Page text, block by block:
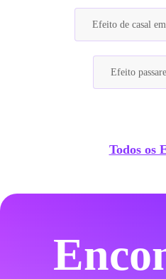
Efeito de casal
Efeito
Todos os